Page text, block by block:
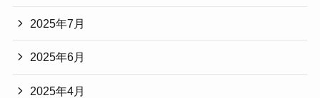
2025年7月
2025年6月
2025年4月